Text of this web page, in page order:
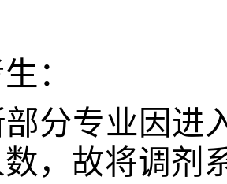
：
分专业因进
，故将调剂